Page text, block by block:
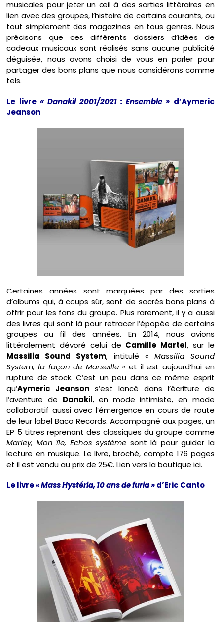
musicales pour jeter un œil à des sorties littéraires en
lien avec des groupes, l’histoire de certains courants, ou
tout simplement des magazines en tous genres. Nous
précisons que ces différents dossiers d’idées de
cadeaux musicaux sont réalisés sans aucune publicité
déguisée, nous avons choisi de vous en parler pour
partager des bons plans que nous considérons comme
tels.
Le livre « Danakil 2001/2021 : Ensemble » d’Aymeric
Jeanson
Certaines années sont marquées par des sorties
d’albums qui, à coups sûr, sont de sacrés bons plans à
offrir pour les fans du groupe. Plus rarement, il y a aussi
des livres qui sont là pour retracer l’épopée de certains
groupes au fil des années. En 2014, nous avions
littéralement dévoré celui de Camille Martel, sur le
Massilia Sound System, intitulé « Massilia Sound
System, la façon de Marseille » et il est aujourd’hui en
rupture de stock. C’est un peu dans ce même esprit
qu’Aymeric Jeanson s’est lancé dans l’écriture de
l’aventure de Danakil, en mode intimiste, en mode
collaboratif aussi avec l’émergence en cours de route
de leur label Baco Records. Accompagné aux pages, un
EP 5 titres reprenant des classiques du groupe comme
Marley, Mon île, Echos système sont là pour guider la
lecture en musique. Le livre, broché, compte 176 pages
et il est vendu au prix de 25€. Lien vers la boutiqueici.
Le livre« Mass Hystéria, 10 ans de furia »d’Eric Canto